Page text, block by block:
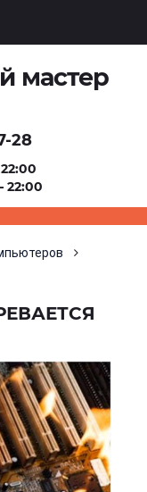
мастер
28
22:00